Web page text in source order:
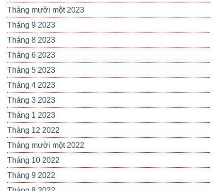
Tháng mười một 2023
Tháng 9 2023
Tháng 8 2023
Tháng 6 2023
Tháng 5 2023
Tháng 4 2023
Tháng 3 2023
Tháng 1 2023
Tháng 12 2022
Tháng mười một 2022
Tháng 10 2022
Tháng 9 2022